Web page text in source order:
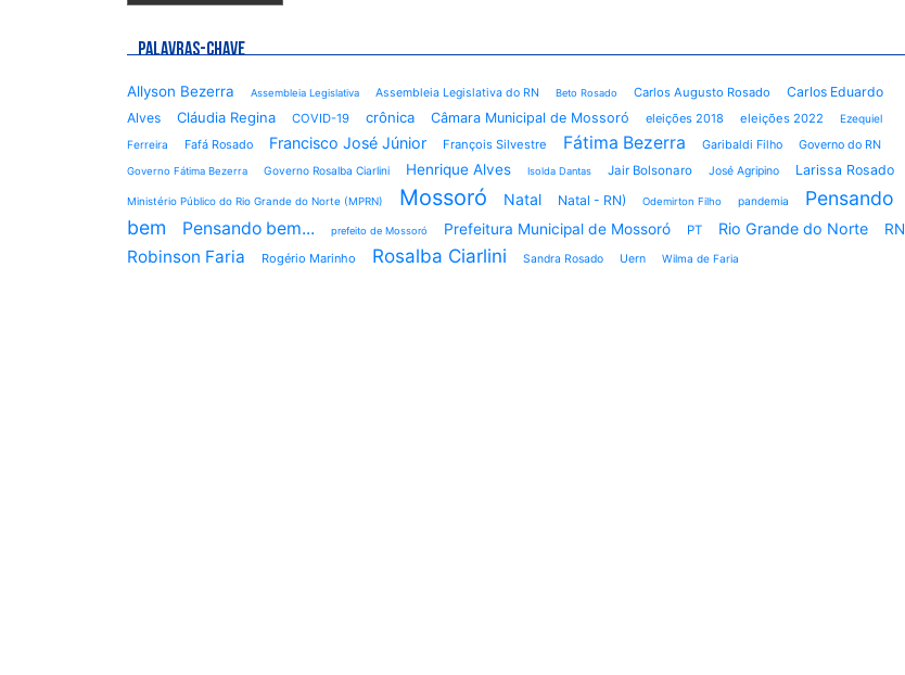
PALAVRAS-CHAVE
Allyson Bezerra Assembleia Legislativa Assembleia Legislativa do RN Beto Rosado Carlos Augusto Rosado
Carlos Eduardo
Alves
Cláudia Regina COVID-19 crônica Câmara Municipal de Mossoró eleições 2018 eleições 2022
Ezequiel
Ferreira
Fafá Rosado Francisco José Júnior François Silvestre Fátima Bezerra Garibaldi Filho Governo do RN
Governo Fátima Bezerra Governo Rosalba Ciarlini Henrique Alves Isolda Dantas Jair Bolsonaro José Agripino Larissa Rosado
Ministério Público do Rio Grande do Norte (MPRN) Mossoró Natal Natal - RN) Odemirton Filho pandemia
Pensando
bem
Pensando bem... prefeito de Mossoró Prefeitura Municipal de Mossoró PT Rio Grande do Norte RN
Robinson Faria Rogério Marinho Rosalba Ciarlini Sandra Rosado Uern Wilma de Faria